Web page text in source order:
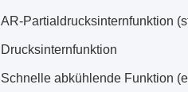
AR-Partialdrucksinternfunktion
Drucksinternfunktion
Schnelle abkühlende Funktion